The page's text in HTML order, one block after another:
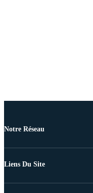
Notre Réseau
Liens Du Site